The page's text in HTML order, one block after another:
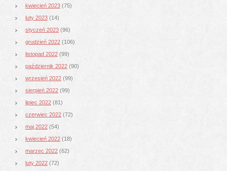
kwiecień 2023 (75)
luty 2023 (14)
styczeń 2023 (96)
grudzień 2022 (106)
listopad 2022 (99)
październik 2022 (90)
wrzesień 2022 (99)
sierpień 2022 (99)
lipiec 2022 (81)
czerwiec 2022 (72)
maj 2022 (54)
kwiecień 2022 (18)
marzec 2022 (62)
luty 2022 (72)